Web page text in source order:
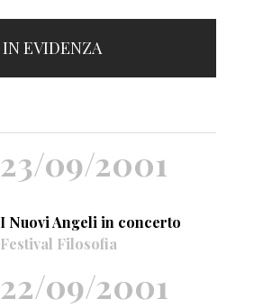
IN EVIDENZA
23/09/2001
I Nuovi Angeli in concerto
Festival Filosofia
22/09/2001